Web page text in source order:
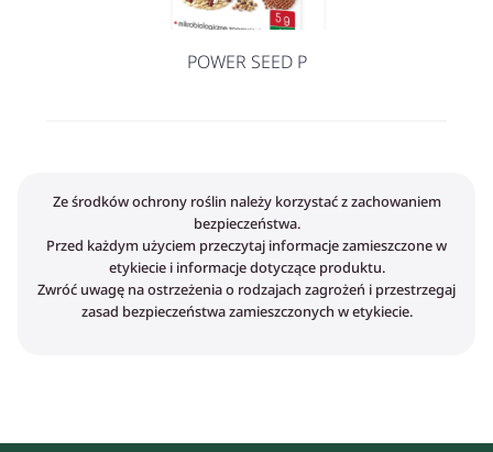
POWER SEED P
Ze środków ochrony roślin należy korzystać z zachowaniem
bezpieczeństwa.
Przed każdym użyciem przeczytaj informacje zamieszczone w
etykiecie i informacje dotyczące produktu.
Zwróć uwagę na ostrzeżenia o rodzajach zagrożeń i przestrzegaj
zasad bezpieczeństwa zamieszczonych w etykiecie.